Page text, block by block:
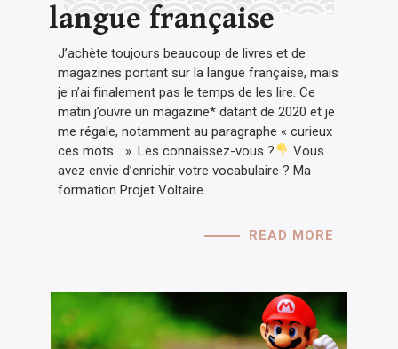
langue française
J’achète toujours beaucoup de livres et de
magazines portant sur la langue française, mais
je n’ai finalement pas le temps de les lire. Ce
matin j’ouvre un magazine* datant de 2020 et je
me régale, notamment au paragraphe « curieux
ces mots… ». Les connaissez-vous ?
Vous
avez envie d’enrichir votre vocabulaire ? Ma
formation Projet Voltaire…
READ MORE